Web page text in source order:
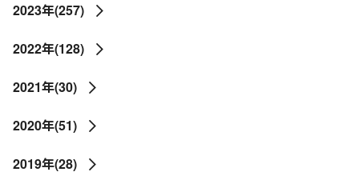
2023年(257)
2022年(128)
2021年(30)
2020年(51)
2019年(28)